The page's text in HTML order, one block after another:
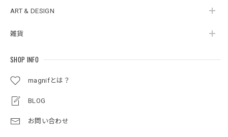
ART & DESIGN
雑貨
SHOP INFO
magnifとは？
BLOG
お問い合わせ